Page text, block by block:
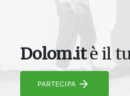
Dolom.itè il
PARTECIPA